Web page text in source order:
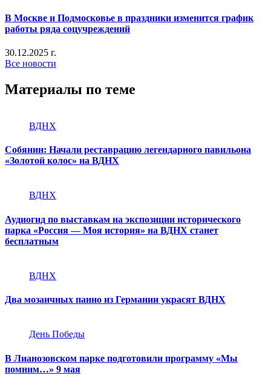
В Москве и Подмосковье в праздники изменится график
работы ряда соцучреждений
30.12.2025 г.
Все новости
Материалы по теме
ВДНХ
Собянин: Начали реставрацию легендарного павильона
«Золотой колос» на ВДНХ
ВДНХ
Аудиогид по выставкам на экспозиции исторического
парка «Россия — Моя история» на ВДНХ станет
бесплатным
ВДНХ
Два мозаичных панно из Германии украсят ВДНХ
День Победы
В Лианозовском парке подготовили программу «Мы
помним…» 9 мая